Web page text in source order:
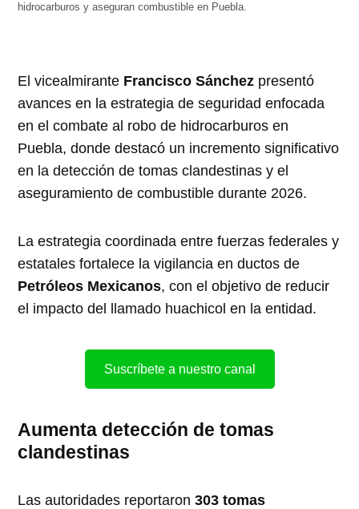
hidrocarburos y aseguran combustible en Puebla.
El vicealmirante Francisco Sánchez presentó
avances en la estrategia de seguridad enfocada
en el combate al robo de hidrocarburos en
Puebla, donde destacó un incremento significativo
en la detección de tomas clandestinas y el
aseguramiento de combustible durante 2026.
La estrategia coordinada entre fuerzas federales y
estatales fortalece la vigilancia en ductos de
Petróleos Mexicanos, con el objetivo de reducir
el impacto del llamado huachicol en la entidad.
Suscríbete a nuestro canal
Aumenta detección de tomas
clandestinas
Las autoridades reportaron303 tomas